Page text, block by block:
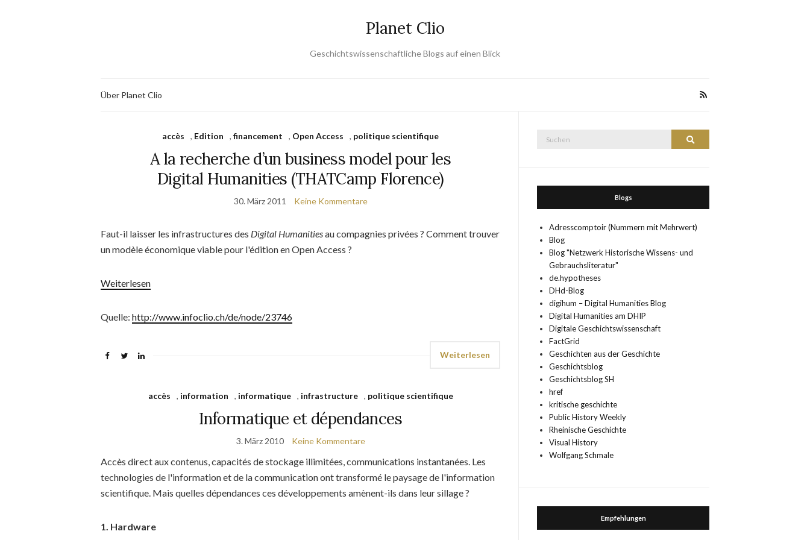
Planet Clio
Geschichtswissenschaftliche Blogs auf einen Blick
Über Planet Clio
accès , Edition ,financement , Open Access , politique scientifique
A la recherche d’un business model pour les
Digital Humanities (THATCamp Florence)
30. März 2011 Keine Kommentare
Faut-il laisser les infrastructures des Digital Humanitiesau compagnies privées ? Comment trouver
un modèle économique viable pour l'édition en Open Access ?
Weiterlesen
Quelle: http://www.infoclio.ch/de/node/23746
Weiterlesen
accès , information , informatique , infrastructure , politique scientifique
Informatique et dépendances
3. März 2010 Keine Kommentare
Accès direct aux contenus, capacités de stockage illimitées, communications instantanées. Les
technologies de l'information et de la communication ont transformé le paysage de l'information
scientifique. Mais quelles dépendances ces développements amènent-ils dans leur sillage ?
1. Hardware
Suchen
Blogs
Adresscomptoir (Nummern mit Mehrwert)
Blog
Blog "Netzwerk Historische Wissens- und
Gebrauchsliteratur"
de.hypotheses
DHd-Blog
digihum – Digital Humanities Blog
Digital Humanities am DHIP
Digitale Geschichtswissenschaft
FactGrid
Geschichten aus der Geschichte
Geschichtsblog
Geschichtsblog SH
href
kritische geschichte
Public History Weekly
Rheinische Geschichte
Visual History
Wolfgang Schmale
Empfehlungen